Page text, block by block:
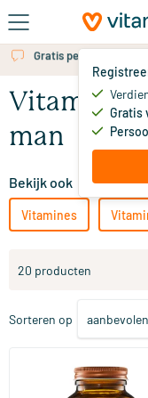
Ga naar de hoofdinhoud
Gratis
Gratis persoonlijk
Vitamines
man
Bekijk ook
Vitamines
20 producten
Sorteren op
(10)
Multi Man